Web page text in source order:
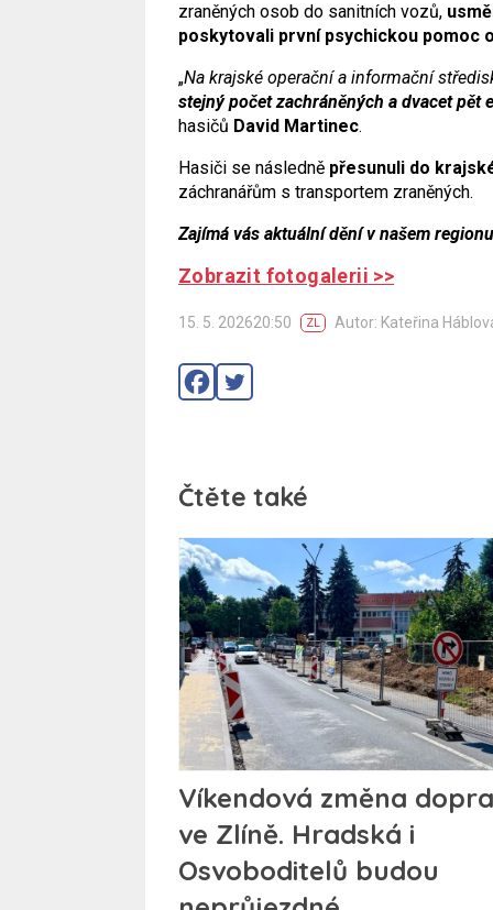
zraněných osob do sanitních vozů,
poskytovali první psychickou pomoc
„Na krajské operační a informační
stejný počet zachráněných a dvacet pět
hasičů David Martinec.
Hasiči se následně přesunuli do
záchranářům s transportem zraněných.
Zajímá vás aktuální dění v našem
Zobrazit fotogalerii >>
15. 5. 202620:50 ZL Autor: Kateřina
Čtěte také
Víkendová změna
ve Zlíně. Hradská i
Osvoboditelů budou